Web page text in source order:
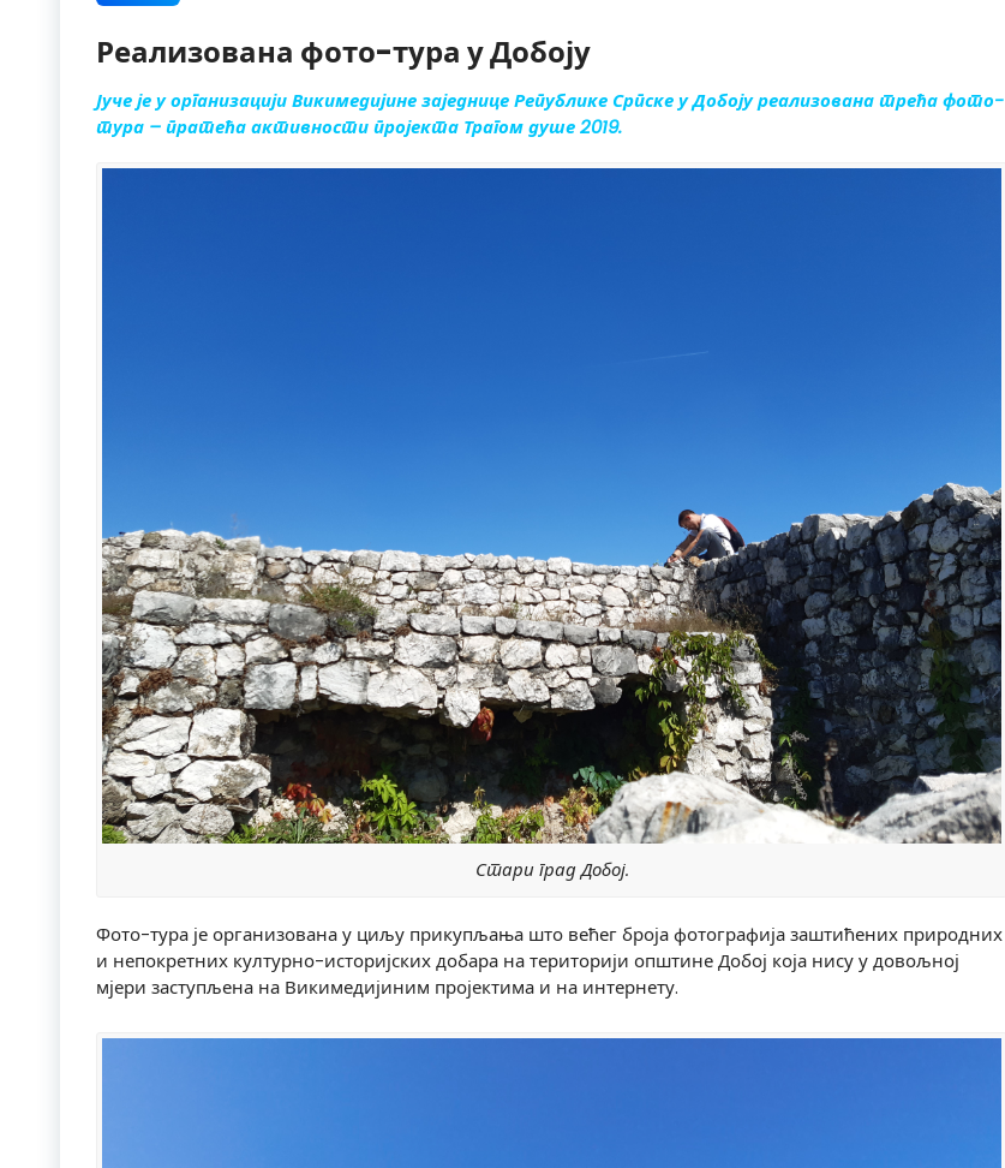
Реализована фото-тура у Добоју
Јуче је у организацији Викимедијине заједнице Републике Српске у Добоју реализована трећа фото-
тура – пратећа активности пројекта Трагом душе 2019.
Стари град Добој.
Фото-тура је организована у циљу прикупљања што већег броја фотографија заштићених природних
и непокретних културно-историјских добара на територији општине Добој која нису у довољној
мјери заступљена на Викимедијиним пројектима и на интернету.